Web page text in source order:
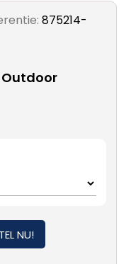
875214-
Outdoor
NU!